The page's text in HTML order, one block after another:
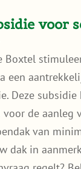
aan een
te
rijtjeshuis,
met plat dak?